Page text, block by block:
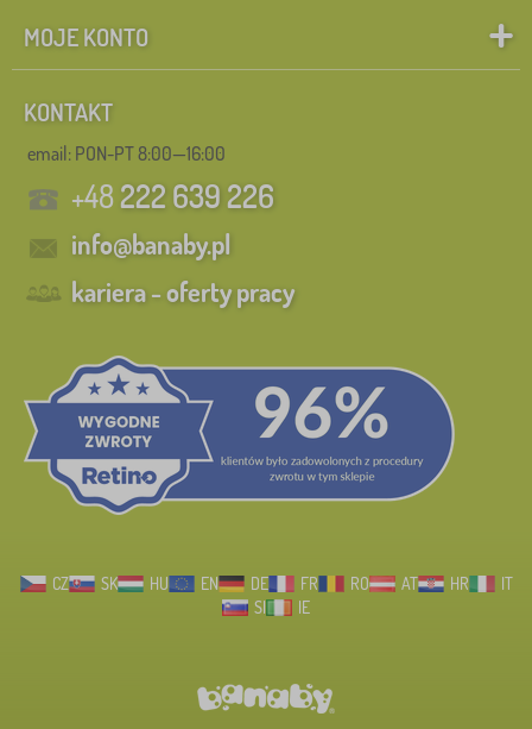
MOJE KONTO
KONTAKT
email: PON-PT 8:00—16:00
+48222 639 226
info@banaby.pl
kariera - oferty pracy
CZ SK HU EN DE FR RO AT HR
IT
SI
IE